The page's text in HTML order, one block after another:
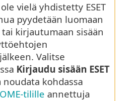
vielä yhdistetty ESET
pyydetään luomaan
tai kirjautumaan sisään
Valitse
Kirjaudu sisään ESET
noudata kohdassa
tilille annettuja